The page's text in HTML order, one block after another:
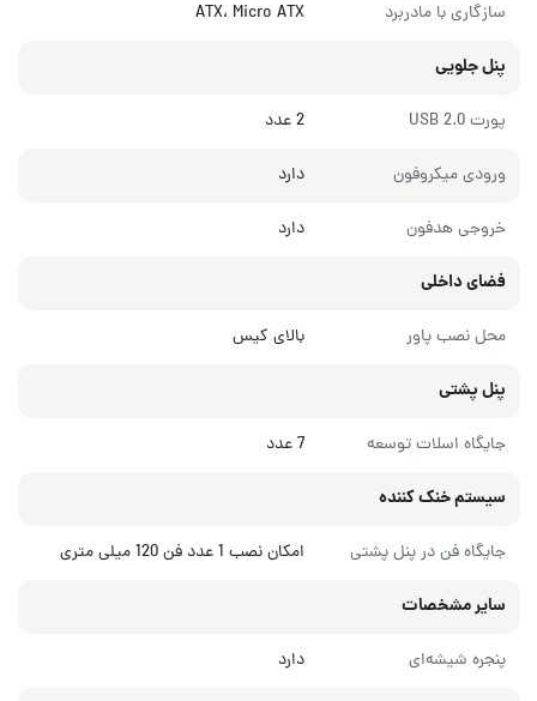
سازگاری با مادربرد ATX، Micro ATX
پنل جلویی
پورت USB 2.0 2 عدد
ورودی میکروفون دارد
خروجی هدفون دارد
فضای داخلی
محل نصب پاور بالای کیس
پنل پشتی
جایگاه اسلات توسعه 7 عدد
سیستم خنک کننده
جایگاه فن در پنل پشتی امکان نصب 1 عدد فن 120 میلی متری
سایر مشخصات
پنجره شیشه‌ای دارد